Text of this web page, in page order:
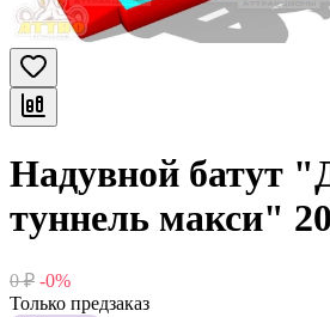
Надувной батут
туннель макси"
0 ₽ -0%
Только предзаказ